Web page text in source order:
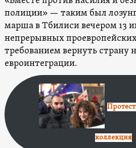
полиции» — таким был
марша в Тбилиси вечером 13
непрерывных
требованием вернуть страну
евроинтеграции.
коллекция